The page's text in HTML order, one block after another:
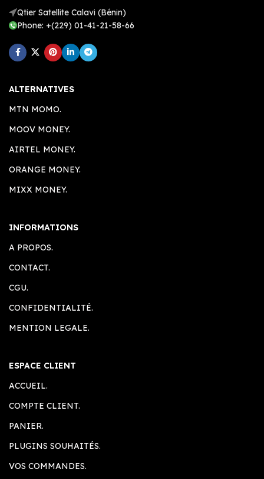
Qtier Satellite Calavi (Bénin)
Phone: +(229) 01-41-21-58-66
ALTERNATIVES
MTN MOMO.
MOOV MONEY.
AIRTEL MONEY.
ORANGE MONEY.
MIXX MONEY.
INFORMATIONS
A PROPOS.
CONTACT.
CGU.
CONFIDENTIALITÉ.
MENTION LEGALE.
ESPACE CLIENT
ACCUEIL.
COMPTE CLIENT.
PANIER.
PLUGINS SOUHAITÉS.
VOS COMMANDES.